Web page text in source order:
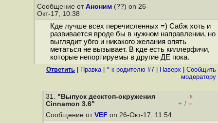
Сообщение от Аноним (??) on 26-
Окт-17, 10:38
Кде лучше всех перечисленных =) Сабж хоть и
развивается вроде бы в нужном направлении, но
выглядит yбго и никакого желания опять
метаться не вызывает. В кде есть киллepфичи,
которые непортируемы в другие ДЕ пока.
Ответить Правка| ^ к родителю #7 Наверх
Cообщить
модератору
31. "Выпуск десктоп-окружения
Cinnamon 3.6"
–5
+ / –
Сообщение от VEF on 26-Окт-17, 11:54